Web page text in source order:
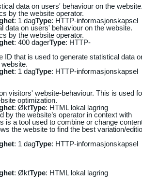
data on users' behaviour on the
by the website operator.
: 1 dagType: HTTP-informasjonskapsel
data on users' behaviour on the website.
by the website operator.
: 400 dagerType: HTTP-
ID that is used to generate statistical data
: 1 dagType: HTTP-informasjonskapsel
visitors' website-behaviour. This is used
optimization.
: ØktType: HTML lokal lagring
by the website’s operator in context with
is a tool used to combine or change
the website to find the best variation/
: 1 dagType: HTTP-informasjonskapsel
: ØktType: HTML lokal lagring